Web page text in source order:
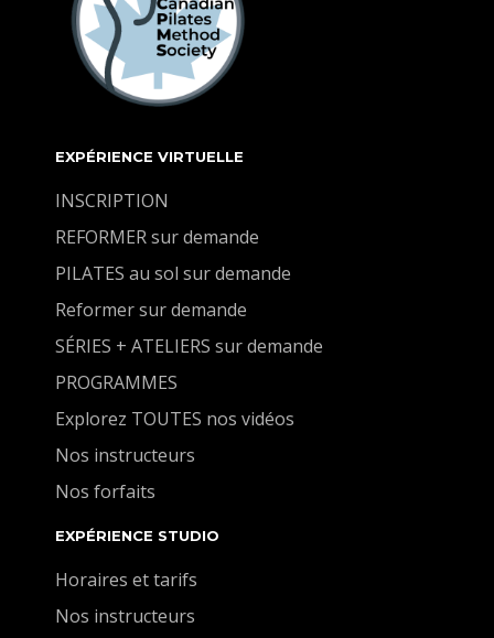
EXPÉRIENCE VIRTUELLE
INSCRIPTION
REFORMER sur demande
PILATES au sol sur demande
Reformer sur demande
SÉRIES + ATELIERS sur demande
PROGRAMMES
Explorez TOUTES nos vidéos
Nos instructeurs
Nos forfaits
EXPÉRIENCE STUDIO
Horaires et tarifs
Nos instructeurs